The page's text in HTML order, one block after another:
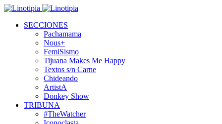
SECCIONES
Pachamama
Nous+
FemiSismo
Tijuana Makes Me Happy
Textos s/n Carne
Chideando
ArtistA
Donkey Show
TRIBUNA
#TheWatcher